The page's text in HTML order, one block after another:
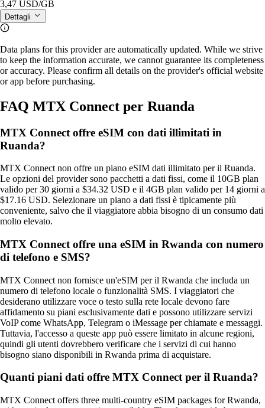
3,47 USD/GB
Dettagli
Data plans for this provider are automatically updated. While we strive
to keep the information accurate, we cannot guarantee its completeness
or accuracy. Please confirm all details on the provider's official website
or app before purchasing.
FAQ MTX Connect per Ruanda
MTX Connect offre eSIM con dati illimitati in
Ruanda?
MTX Connect non offre un piano eSIM dati illimitato per il Ruanda.
Le opzioni del provider sono pacchetti a dati fissi, come il 10GB plan
valido per 30 giorni a $34.32 USD e il 4GB plan valido per 14 giorni a
$17.16 USD. Selezionare un piano a dati fissi è tipicamente più
conveniente, salvo che il viaggiatore abbia bisogno di un consumo dati
molto elevato.
MTX Connect offre una eSIM in Rwanda con numero
di telefono e SMS?
MTX Connect non fornisce un'eSIM per il Rwanda che includa un
numero di telefono locale o funzionalità SMS. I viaggiatori che
desiderano utilizzare voce o testo sulla rete locale devono fare
affidamento su piani esclusivamente dati e possono utilizzare servizi
VoIP come WhatsApp, Telegram o iMessage per chiamate e messaggi.
Tuttavia, l'accesso a queste app può essere limitato in alcune regioni,
quindi gli utenti dovrebbero verificare che i servizi di cui hanno
bisogno siano disponibili in Rwanda prima di acquistare.
Quanti piani dati offre MTX Connect per il Ruanda?
MTX Connect offers three multi‑country eSIM packages for Rwanda,